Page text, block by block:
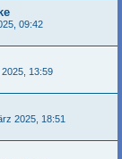
09:42
13:59
2025, 18:51